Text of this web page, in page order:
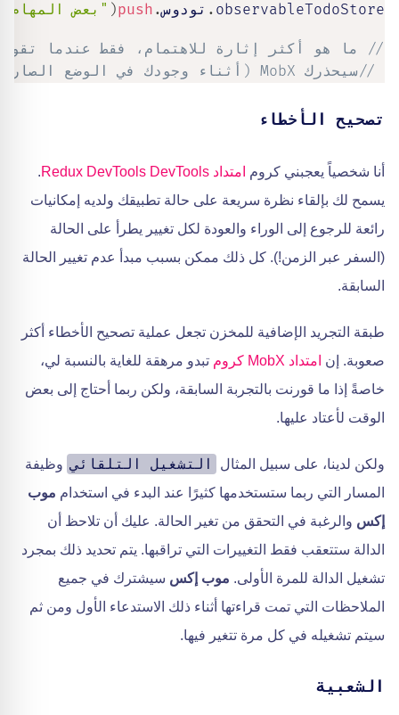
observableTodoStore
. تودوس.
push
( "بعض المهام
// ما هو أكثر إثارة للاهتمام، فقط عندما
// سيحذرك MobX (أثناء وجودك في الوضع الصارم) أنه لا يجب عليك القيام بذلك مباشرةً
تصحيح الأخطاء
أنا شخصياً يعجبني كروم امتداد Redux DevTools DevTools
.
يسمح لك بإلقاء نظرة سريعة على حالة تطبيقك ولديه إمكانيات
رائعة للرجوع إلى الوراء والعودة لكل تغيير يطرأ على الحالة
(السفر عبر الزمن!). كل ذلك ممكن بسبب مبدأ عدم تغيير الحالة
السابقة.
طبقة التجريد الإضافية للمخزن تجعل عملية تصحيح الأخطاء أكثر
صعوبة. إن امتداد MobX كروم
تبدو مرهقة للغاية بالنسبة لي،
خاصةً إذا ما قورنت بالتجربة السابقة، ولكن ربما أحتاج إلى بعض
الوقت لأعتاد عليها.
ولكن لدينا، على سبيل المثال التشغيل التلقائي وظيفة
المسار التي ربما ستستخدمها كثيرًا عند البدء في استخدام موب
إكس والرغبة في التحقق من تغير الحالة. عليك أن تلاحظ أن
الدالة ستتعقب فقط التغييرات التي تراقبها. يتم تحديد ذلك بمجرد
تشغيل الدالة للمرة الأولى. موب إكس سيشترك في جميع
الملاحظات التي تمت قراءتها أثناء ذلك الاستدعاء الأول ومن ثم
سيتم تشغيله في كل مرة تتغير فيها.
الشعبية